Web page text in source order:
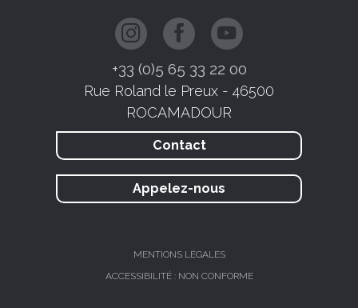
+33 (0)5 65 33 22 00
Rue Roland le Preux - 46500
ROCAMADOUR
Contact
Appelez-nous
MENTIONS LÉGALES
ACCESSIBILITÉ : NON CONFORME